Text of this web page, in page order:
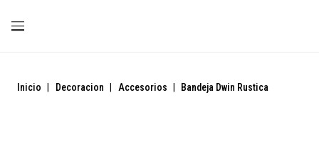
Inicio Decoracion Accesorios Bandeja Dwin Rustica